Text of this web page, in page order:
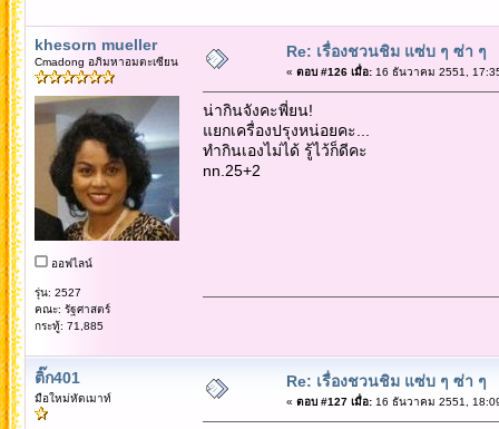
khesorn mueller
Cmadong อภิมหาอมตะเซียน
ออฟไลน์
รุ่น: 2527
คณะ: รัฐศาสตร์
กระทู้: 71,885
Re: เรื่องชวนชิม แซ่บ ๆ ซ่า ๆ
« ตอบ #126 เมื่อ:16 ธันวาคม 2551,
น่ากินจังคะพี่ยน!
แยกเครื่องปรุงหน่อยคะ...
ทำกินเองไม่ได้ รู้ไว้ก็ดีคะ
nn.25+2
ติ๊ก401
มือใหม่หัดเมาท์
Re: เรื่องชวนชิม แซ่บ ๆ ซ่า ๆ
« ตอบ #127 เมื่อ:16 ธันวาคม 2551,